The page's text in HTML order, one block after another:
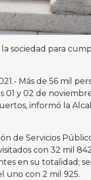
sociedad para
Más de 56 mil
01 y 02 de
informó la
de Servicios
con 32 mil
en su totalidad;
uno con 2 mil 925.